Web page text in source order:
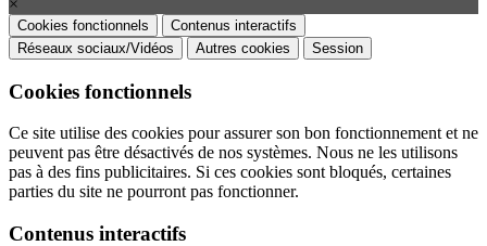
Cookies fonctionnels
Contenus interactifs
Réseaux sociaux/Vidéos
Autres cookies Session
Cookies fonctionnels
Ce site utilise des cookies pour assurer son bon fonctionnement et ne
peuvent pas être désactivés de nos systèmes. Nous ne les utilisons
pas à des fins publicitaires. Si ces cookies sont bloqués, certaines
parties du site ne pourront pas fonctionner.
Contenus interactifs